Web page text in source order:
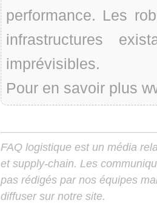
performance. Les
infrastructures
imprévisibles.
Pour en savoir plus
FAQ logistique est un média
et supply-chain. Les
pas rédigés par nos équipes
diffuser sur notre site.